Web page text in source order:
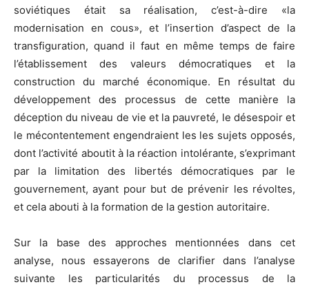
soviétiques était sa réalisation, c’est-à-dire «la
modernisation en cous», et l’insertion d’aspect de la
transfiguration, quand il faut en même temps de faire
l’établissement des valeurs démocratiques et la
construction du marché économique. En résultat du
développement des processus de cette manière la
déception du niveau de vie et la pauvreté, le désespoir et
le mécontentement engendraient les les sujets opposés,
dont l’activité aboutit à la réaction intolérante, s’exprimant
par la limitation des libertés démocratiques par le
gouvernement, ayant pour but de prévenir les révoltes,
et cela abouti à la formation de la gestion autoritaire.
Sur la base des approches mentionnées dans cet
analyse, nous essayerons de clarifier dans l’analyse
suivante les particularités du processus de la